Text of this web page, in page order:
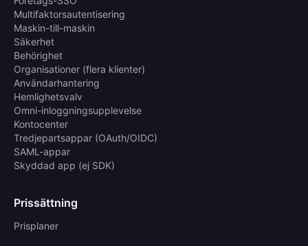
Multifaktorsautentisering
Maskin-till-maskin
Säkerhet
Behörighet
Organisationer (flera klienter)
Användarhantering
Hemlighetsvalv
Omni-inloggningsupplevelse
Kontocenter
Tredjepartsappar (OAuth/OIDC)
SAML-appar
Skyddad app (ej SDK)
Prissättning
Prisplaner